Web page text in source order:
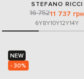
STEFANO RICCI
16 75211 737 грн
6Y8Y10Y12Y14Y
NEW
- 30%